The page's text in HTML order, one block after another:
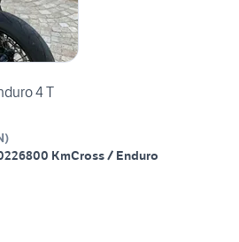
Beta 125 enduro 4 T
)
6800 KmCross / Enduro